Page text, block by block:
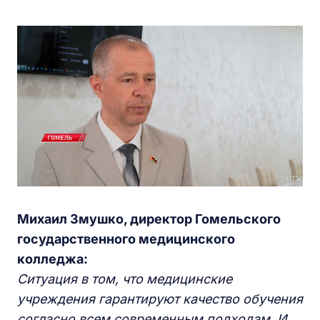
Михаил Змушко, директор Гомельского
государственного медицинского
колледжа:
Ситуация в том, что медицинские
учреждения гарантируют качество обучения